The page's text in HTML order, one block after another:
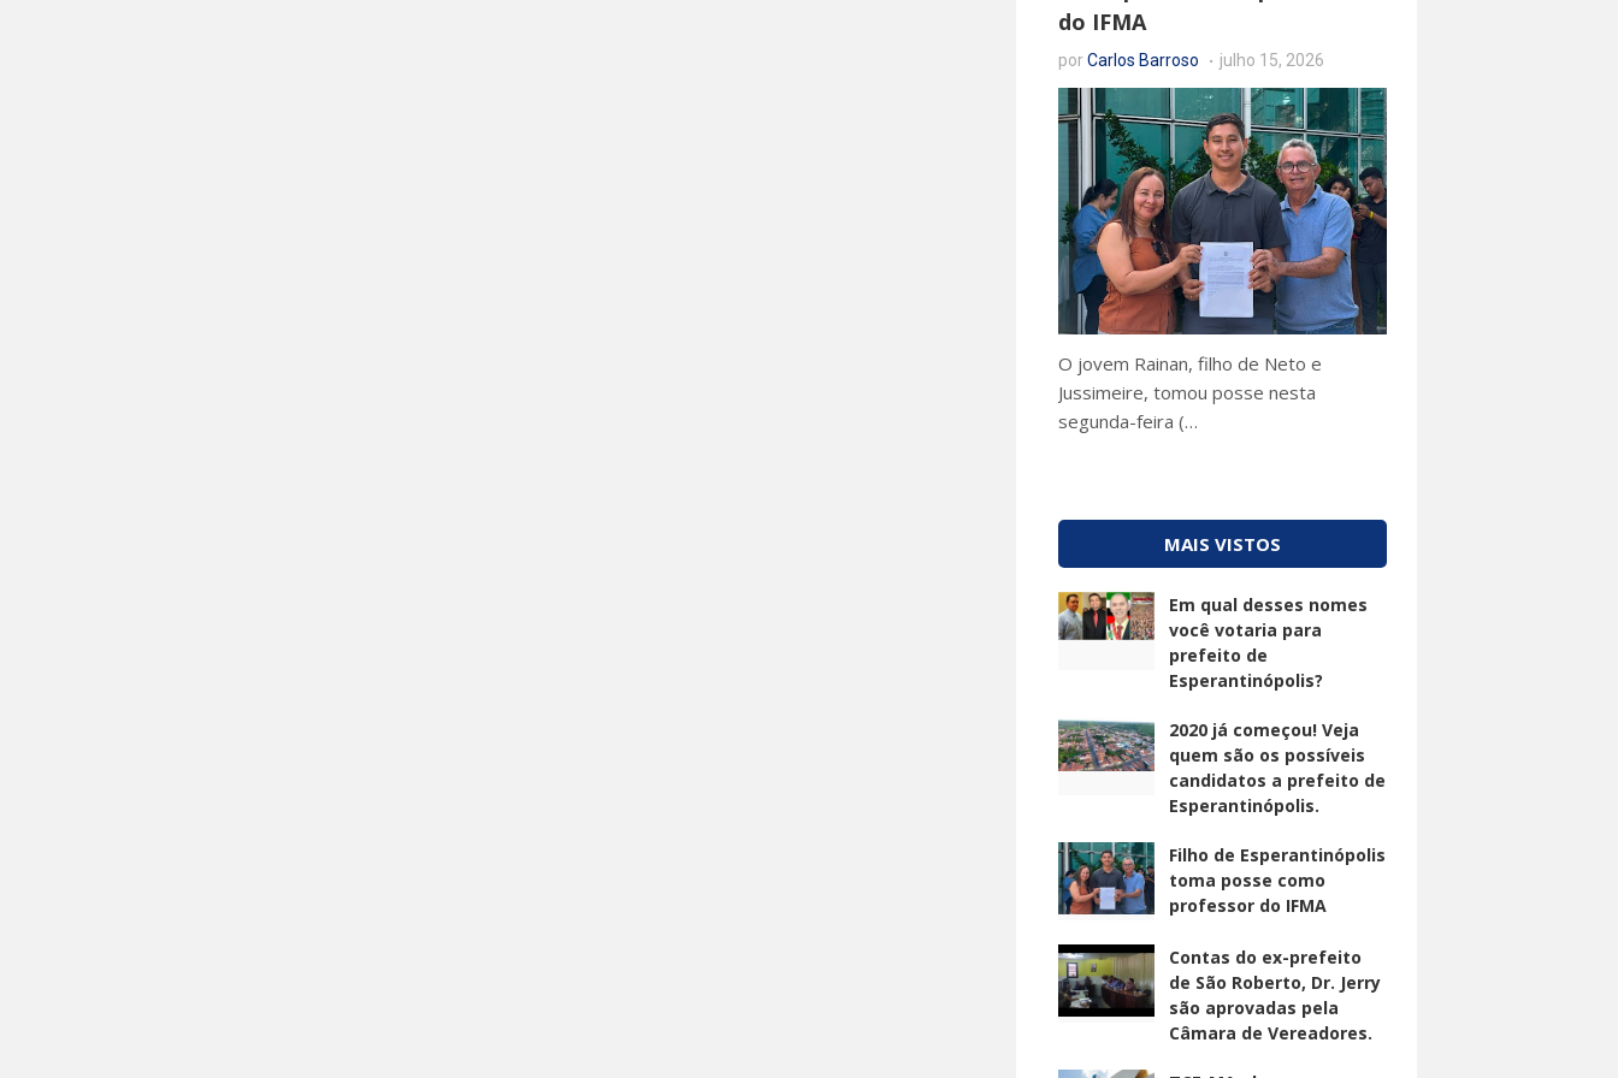
do IFMA
por Carlos Barroso julho 15, 2026
O jovem Rainan, filho de Neto e
Jussimeire, tomou posse nesta
segunda-feira (…
MAIS VISTOS
Em qual desses nomes
você votaria para
prefeito de
Esperantinópolis?
2020 já começou! Veja
quem são os possíveis
candidatos a prefeito de
Esperantinópolis.
Filho de Esperantinópolis
toma posse como
professor do IFMA
Contas do ex-prefeito
de São Roberto, Dr. Jerry
são aprovadas pela
Câmara de Vereadores.